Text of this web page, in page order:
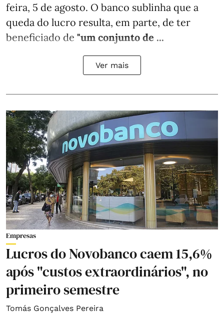
feira, 5 de agosto. O banco sublinha que a
queda do lucro resulta, em parte, de ter
beneficiado de "um conjunto de ...
Ver mais
Empresas
Lucros do Novobanco caem 15,6%
após "custos extraordinários", no
primeiro semestre
Tomás Gonçalves Pereira